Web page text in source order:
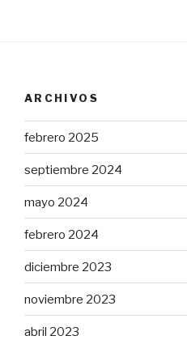
ARCHIVOS
febrero 2025
septiembre 2024
mayo 2024
febrero 2024
diciembre 2023
noviembre 2023
abril 2023